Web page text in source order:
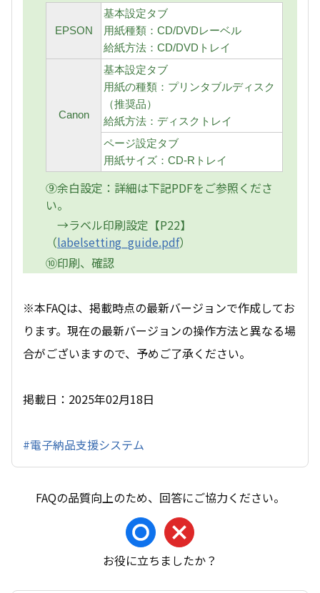
EPSON
基本設定タブ
用紙種類：CD/DVDレーベル
給紙方法：CD/DVDトレイ
Canon
基本設定タブ
用紙の種類：プリンタブルディスク
（推奨品）
給紙方法：ディスクトレイ
ページ設定タブ
用紙サイズ：CD-Rトレイ
⑨余白設定：詳細は下記PDFをご参照くださ
い。
→ラベル印刷設定【P22】
（labelsetting_guide.pdf）
⑩印刷、確認
※本FAQは、掲載時点の最新バージョンで作成してお
ります。現在の最新バージョンの操作方法と異なる場
合がございますので、予めご了承ください。
掲載日：2025年02月18日
#電子納品支援システム
お役に立ちましたか？